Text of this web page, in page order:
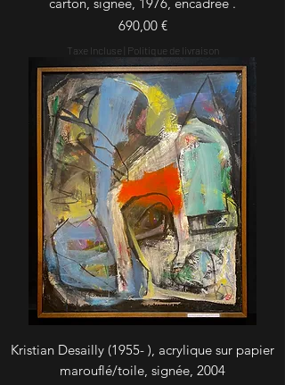
Prix
690,00 €
Taxe Incluse Politique de livraison
Kristian Desailly (1955- ), acrylique sur papier
marouflé/toile, signée, 2004